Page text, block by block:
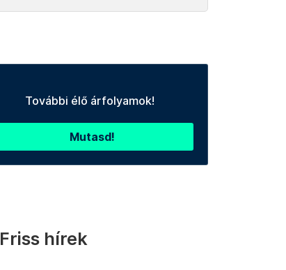
További élő árfolyamok!
Mutasd!
Friss hírek